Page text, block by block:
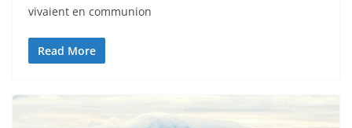
vivaient en communion
Read More